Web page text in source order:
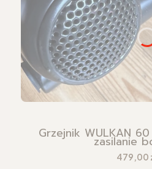
Grzejnik WULKAN
zasilanie
Cena
479,00